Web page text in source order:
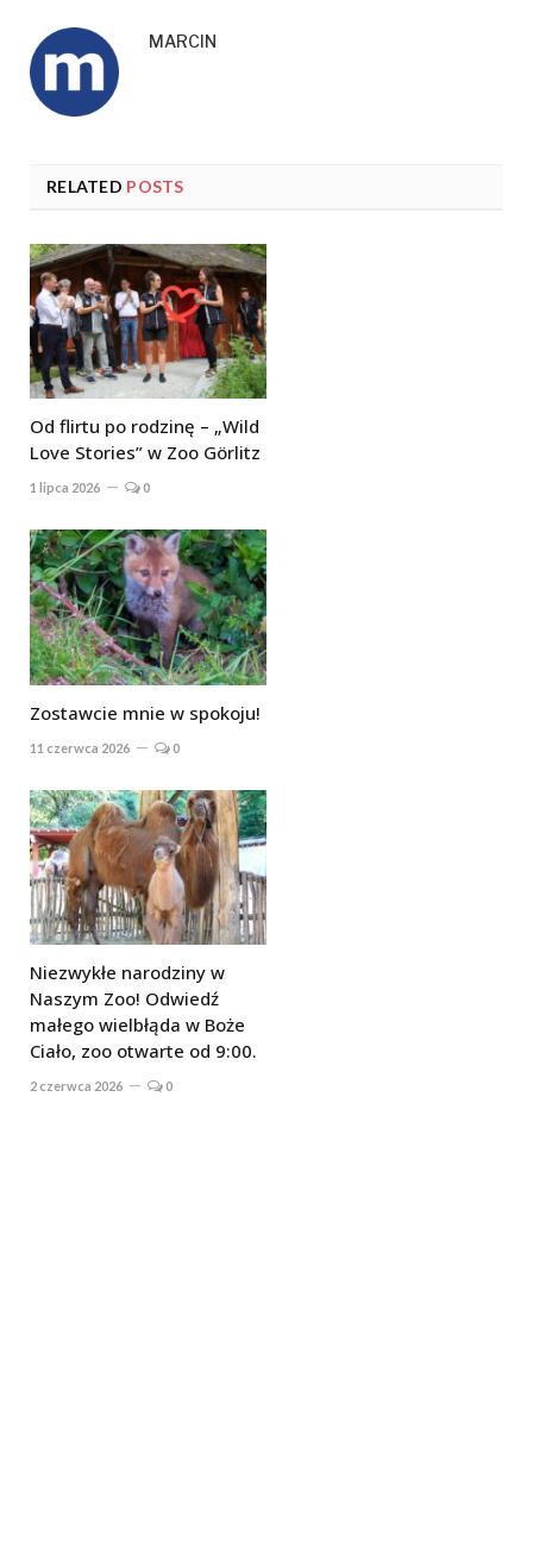
MARCIN
RELATED POSTS
Od flirtu po rodzinę – „Wild
Love Stories” w Zoo Görlitz
1 lipca 2026 0
Zostawcie mnie w spokoju!
11 czerwca 2026 0
Niezwykłe narodziny w
Naszym Zoo! Odwiedź
małego wielbłąda w Boże
Ciało, zoo otwarte od 9:00.
2 czerwca 2026 0